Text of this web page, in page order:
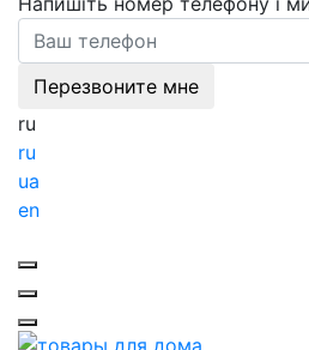
Перезвоните мне
ru
ru
ua
en